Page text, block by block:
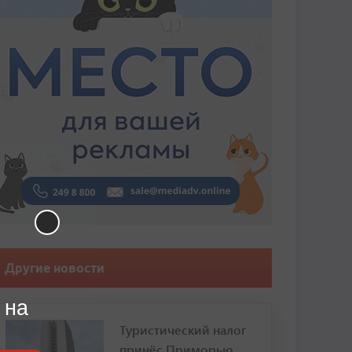
Другие новости
Туристический налог